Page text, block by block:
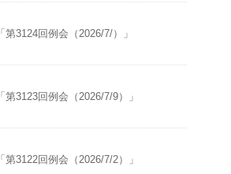
「第3124回例会（2026/7/）」
「第3123回例会（2026/7/9）」
「第3122回例会（2026/7/2）」